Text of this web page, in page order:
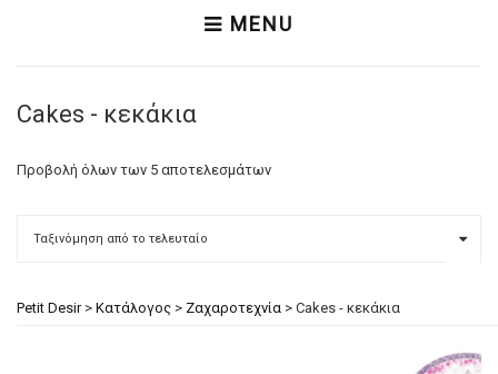
MENU
Cakes - κεκάκια
Προβολή όλων των 5 αποτελεσμάτων
Petit Desir> Κατάλογος > Ζαχαροτεχνία > Cakes - κεκάκια